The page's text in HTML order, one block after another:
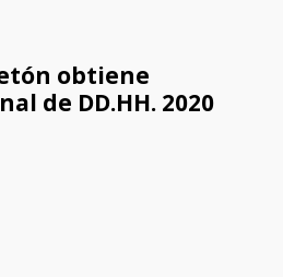
obtiene
de DD.HH. 2020